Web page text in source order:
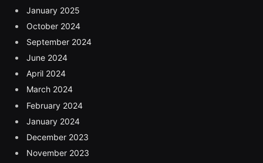
January 2025
October 2024
September 2024
June 2024
April 2024
March 2024
February 2024
January 2024
December 2023
November 2023